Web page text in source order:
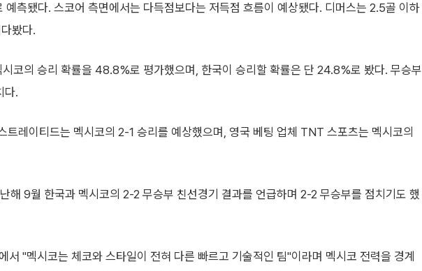
측됐다. 스코어 측면에서는 다득점보다는 저득점 흐름이 예상됐다. 디머스는 2.5골 이하
봤다.
코의 승리 확률을 48.8%로 평가했으며, 한국이 승리할 확률은 단 24.8%로 봤다. 무승부
다.
트레이티드는 멕시코의 2-1 승리를 예상했으며, 영국 베팅 업체 TNT 스포츠는 멕시코의
해 9월 한국과 멕시코의 2-2 무승부 친선경기 결과를 언급하며 2-2 무승부를 점치기도 했
서 "멕시코는 체코와 스타일이 전혀 다른 빠르고 기술적인 팀"이라며 멕시코 전력을 경계